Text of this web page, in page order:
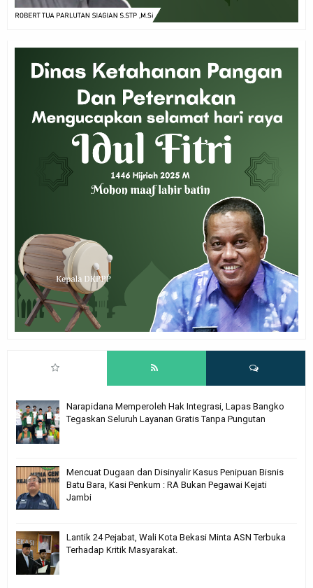
Narapidana Memperoleh Hak Integrasi, Lapas Bangko
Tegaskan Seluruh Layanan Gratis Tanpa Pungutan
Mencuat Dugaan dan Disinyalir Kasus Penipuan Bisnis
Batu Bara, Kasi Penkum : RA Bukan Pegawai Kejati
Jambi
Lantik 24 Pejabat, Wali Kota Bekasi Minta ASN Terbuka
Terhadap Kritik Masyarakat.